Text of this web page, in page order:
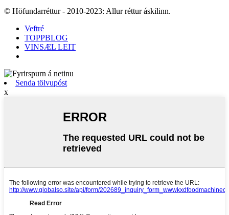
© Höfundarréttur - 2010-2023: Allur réttur áskilinn.
Veftré
TOPPBLOG
VINSÆL LEIT
Senda tölvupóst
x